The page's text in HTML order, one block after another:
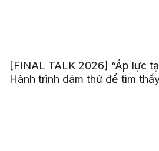
[FINAL TALK 2026] “Áp lực
Hành trình dám thử để tìm